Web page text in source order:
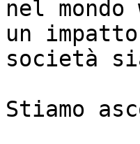
nel
un
società
Stiamo